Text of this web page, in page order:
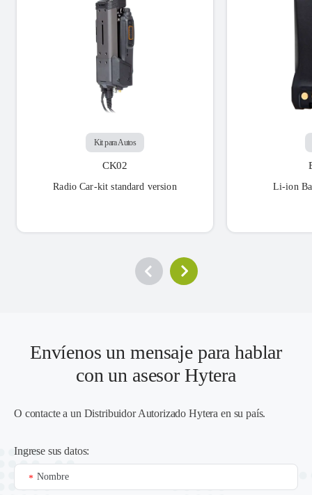
Kit para Autos
CK02
Radio Car-kit standard version Li-ion
Envíenos un mensaje para hablar
con un asesor Hytera
O contacte a un Distribuidor Autorizado Hytera en su país.
Ingrese sus datos:
Nombre
*